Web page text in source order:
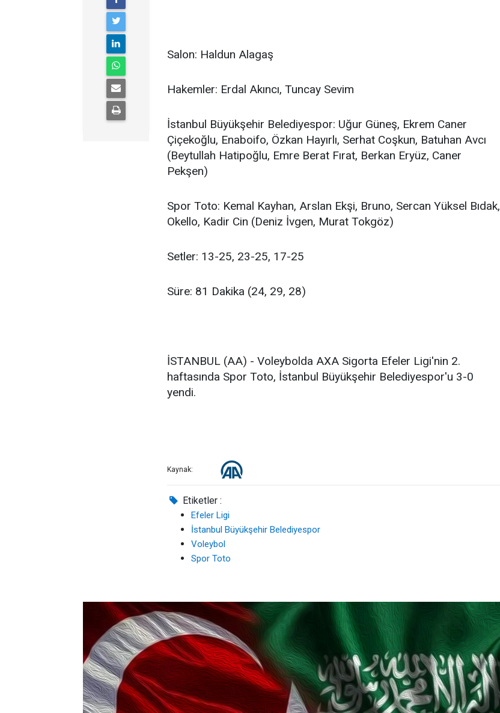
Salon: Haldun Alagaş
Hakemler: Erdal Akıncı, Tuncay Sevim
İstanbul Büyükşehir Belediyespor: Uğur Güneş, Ekrem Caner
Çiçekoğlu, Enaboifo, Özkan Hayırlı, Serhat Coşkun, Batuhan Avcı
(Beytullah Hatipoğlu, Emre Berat Fırat, Berkan Eryüz, Caner
Pekşen)
Spor Toto: Kemal Kayhan, Arslan Ekşi, Bruno, Sercan Yüksel Bıdak,
Okello, Kadir Cin (Deniz İvgen, Murat Tokgöz)
Setler: 13-25, 23-25, 17-25
Süre: 81 Dakika (24, 29, 28)
İSTANBUL (AA) - Voleybolda AXA Sigorta Efeler Ligi'nin 2.
haftasında Spor Toto, İstanbul Büyükşehir Belediyespor'u 3-0
yendi.
Kaynak:
Etiketler :
Efeler Ligi
İstanbul Büyükşehir Belediyespor
Voleybol
Spor Toto